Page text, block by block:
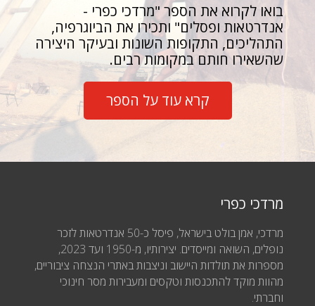
בואו לקרוא את הספר "מרדכי כפרי -
אנדרטאות ופסלים" ותכירו את הביוגרפיה,
התהליכים, התקופות השונות ובעיקר היצירה
שהשאירו חותם במקומות רבים.
קרא עוד על הספר
מרדכי כפרי
מרדכי, אמן בולט בישראל, פיסל כ-50 אנדרטאות לזכר
נופלים, השואה ומייסדים. יצירותיו, מ-1950 ועד 2023,
מספרות את תולדות היישוב וניצבות באתרי הנצחה ציבוריים,
מהוות מוקד להתכנסות וטקסים ומעבירות מסר חינוכי
וחברתי.